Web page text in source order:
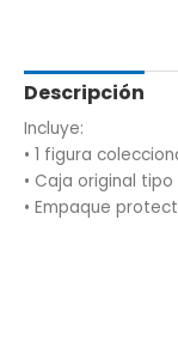
Descripción
Incluye:
• 1 figura
• Caja original
• Empaque